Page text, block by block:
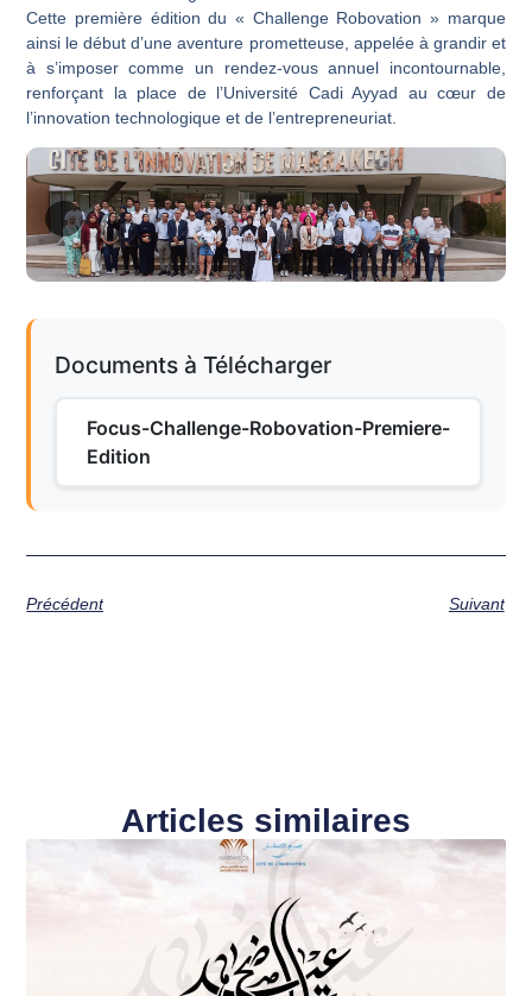
Cette première édition du « Challenge Robovation » marque
ainsi le début d’une aventure prometteuse, appelée à grandir et
à s’imposer comme un rendez-vous annuel incontournable,
renforçant la place de l’Université Cadi Ayyad au cœur de
l’innovation technologique et de l’entrepreneuriat.
Documents à Télécharger
Focus-Challenge-Robovation-Premiere-
Edition
Précédent Suivant
Articles similaires